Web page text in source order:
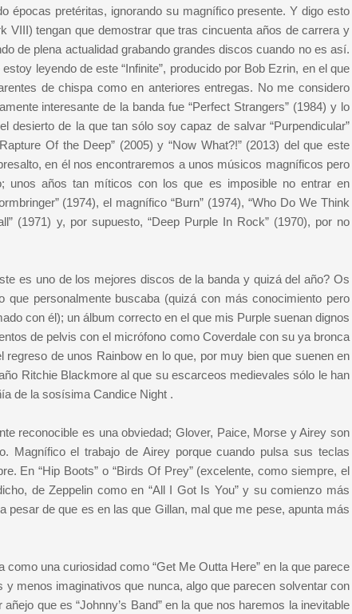
épocas pretéritas, ignorando su magnífico presente. Y digo esto
VIII) tengan que demostrar que tras cincuenta años de carrera y
de plena actualidad grabando grandes discos cuando no es así.
leyendo de este “Infinite”, producido por Bob Ezrin, en el que
de chispa como en anteriores entregas. No me considero
interesante de la banda fue “Perfect Strangers” (1984) y lo
desierto de la que tan sólo soy capaz de salvar “Purpendicular”
Of the Deep” (2005) y “Now What?!” (2013) del que este
en él nos encontraremos a unos músicos magníficos pero
años tan míticos con los que es imposible no entrar en
(1974), el magnífico “Burn” (1974), “Who Do We Think
(1971) y, por supuesto, “Deep Purple In Rock” (1970), por no
es uno de los mejores discos de la banda y quizá del año? Os
que personalmente buscaba (quizá con más conocimiento pero
con él); un álbum correcto en el que mis Purple suenan dignos
de pelvis con el micrófono como Coverdale con su ya bronca
de unos Rainbow en lo que, por muy bien que suenen en
Ritchie Blackmore al que su escarceos medievales sólo le han
de la sosísima Candice Night .
reconocible es una obviedad; Glover, Paice, Morse y Airey son
Magnífico el trabajo de Airey porque cuando pulsa sus teclas
En “Hip Boots” o “Birds Of Prey” (excelente, como siempre, el
de Zeppelin como en “All I Got Is You” y su comienzo más
pesar de que es en las que Gillan, mal que me pese, apunta más
una curiosidad como “Get Me Outta Here” en la que parece
menos imaginativos que nunca, algo que parecen solventar con
que es “Johnny’s Band” en la que nos haremos la inevitable